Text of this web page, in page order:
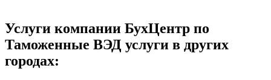
Услуги компании БухЦентр по
Таможенные ВЭД услуги в других
городах: